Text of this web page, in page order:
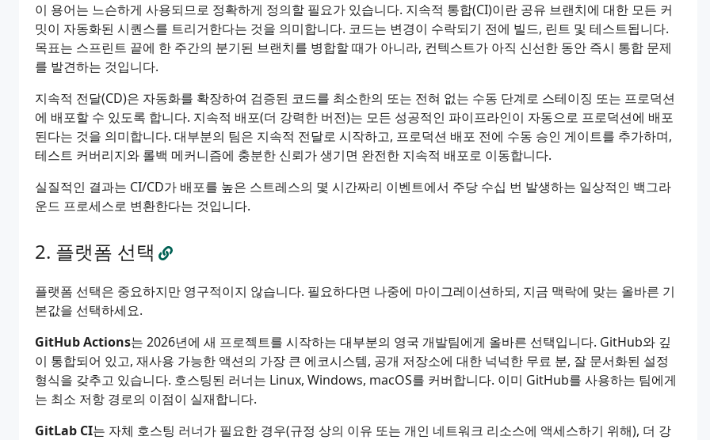
이 용어는 느슨하게 사용되므로 정확하게 정의할 필요가 있습니다. 지속적 통합(CI)이란 공유 브랜치에 대한 모든 커
밋이 자동화된 시퀀스를 트리거한다는 것을 의미합니다. 코드는 변경이 수락되기 전에 빌드, 린트 및 테스트됩니다.
목표는 스프린트 끝에 한 주간의 분기된 브랜치를 병합할 때가 아니라, 컨텍스트가 아직 신선한 동안 즉시 통합 문제
를 발견하는 것입니다.
지속적 전달(CD)은 자동화를 확장하여 검증된 코드를 최소한의 또는 전혀 없는 수동 단계로 스테이징 또는 프로덕션
에 배포할 수 있도록 합니다. 지속적 배포(더 강력한 버전)는 모든 성공적인 파이프라인이 자동으로 프로덕션에 배포
된다는 것을 의미합니다. 대부분의 팀은 지속적 전달로 시작하고, 프로덕션 배포 전에 수동 승인 게이트를 추가하며,
테스트 커버리지와 롤백 메커니즘에 충분한 신뢰가 생기면 완전한 지속적 배포로 이동합니다.
실질적인 결과는 CI/CD가 배포를 높은 스트레스의 몇 시간짜리 이벤트에서 주당 수십 번 발생하는 일상적인 백그라
운드 프로세스로 변환한다는 것입니다.
플랫폼 선택
플랫폼 선택은 중요하지만 영구적이지 않습니다. 필요하다면 나중에 마이그레이션하되, 지금 맥락에 맞는 올바른 기
본값을 선택하세요.
GitHub Actions는 2026년에 새 프로젝트를 시작하는 대부분의 영국 개발팀에게 올바른 선택입니다. GitHub와 깊
이 통합되어 있고, 재사용 가능한 액션의 가장 큰 에코시스템, 공개 저장소에 대한 넉넉한 무료 분, 잘 문서화된 설정
형식을 갖추고 있습니다. 호스팅된 러너는 Linux, Windows, macOS를 커버합니다. 이미 GitHub를 사용하는 팀에게
는 최소 저항 경로의 이점이 실재합니다.
GitLab CI는 자체 호스팅 러너가 필요한 경우(규정 상의 이유 또는 개인 네트워크 리소스에 액세스하기 위해), 더 강